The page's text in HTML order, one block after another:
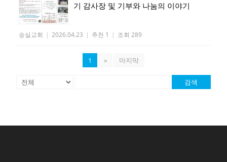
기 감사장 및 기부와 나눔의 이야기
숭실교회 | 2026.04.23 | 추천 1 | 조회 289
1 » 마지막
검색